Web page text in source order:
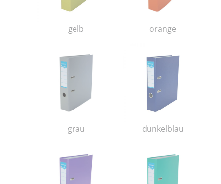
gelb orange
grau dunkelblau